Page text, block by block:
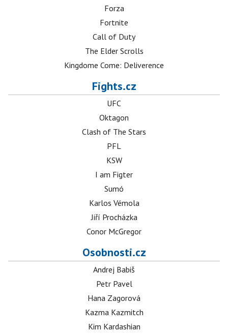
Forza
Fortnite
Call of Duty
The Elder Scrolls
Kingdome Come: Deliverence
Fights.cz
UFC
Oktagon
Clash of The Stars
PFL
KSW
I am Figter
Sumó
Karlos Vémola
Jiří Procházka
Conor McGregor
Osobnosti.cz
Andrej Babiš
Petr Pavel
Hana Zagorová
Kazma Kazmitch
Kim Kardashian